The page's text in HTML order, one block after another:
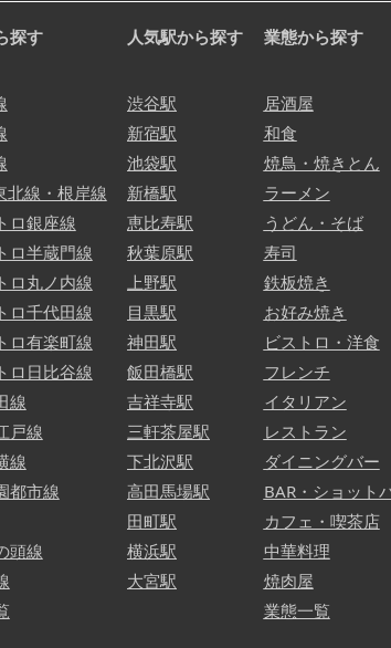
探す
北線・根岸線
ロ銀座線
ロ半蔵門線
ロ丸ノ内線
ロ千代田線
ロ有楽町線
ロ日比谷線
線
戸線
線
都市線
頭線
人気駅から探す
渋谷駅
新宿駅
池袋駅
新橋駅
恵比寿駅
秋葉原駅
上野駅
目黒駅
神田駅
飯田橋駅
吉祥寺駅
三軒茶屋駅
下北沢駅
高田馬場駅
田町駅
横浜駅
大宮駅
業態から探す
居酒屋
和食
焼鳥・焼きとん
ラーメン
うどん・そば
寿司
鉄板焼き
お好み焼き
ビストロ・洋食
フレンチ
イタリアン
レストラン
ダイニングバー
BAR・ショット
カフェ・喫茶店
中華料理
焼肉屋
業態一覧